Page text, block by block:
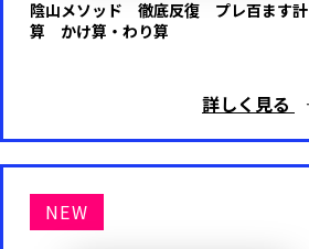
陰山メソッド 徹底反復 プレ百ます計
算 かけ算・わり算
詳しく見る
NEW